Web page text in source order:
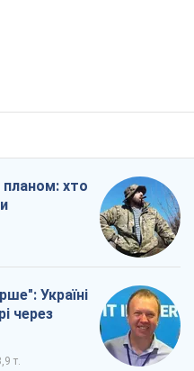
планом: хто
Україні
через
т.